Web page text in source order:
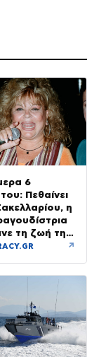
6
Πεθαίνει
η
τη ζωή της
↗